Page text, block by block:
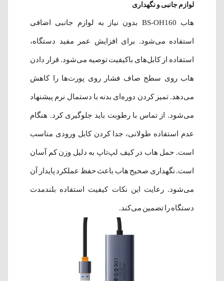
لوازم جانبی و نگهداری
هاب BS-OH160 بدون نیاز به لوازم جانبی اضافی
استفاده می‌شود. برای افزایش عمر مفید دستگاه،
استفاده از کابل‌های باکیفیت توصیه می‌شود. قرار دادن
هاب روی سطح صاف فشار روی پورت‌ها را کاهش
می‌دهد. تمیز کردن دوره‌ای بدنه با دستمال نرم پیشنهاد
می‌شود. از تماس با رطوبت باید جلوگیری کرد. هنگام
عدم استفاده طولانی، جدا کردن کابل ورودی مناسب
است. حمل هاب در کیف لپ‌تاپ به دلیل وزن کم آسان
است. نگهداری صحیح هاب باعث حفظ عملکرد پایدار آن
می‌شود. رعایت این نکات کیفیت استفاده بلندمدت
دستگاه را تضمین می‌کند.